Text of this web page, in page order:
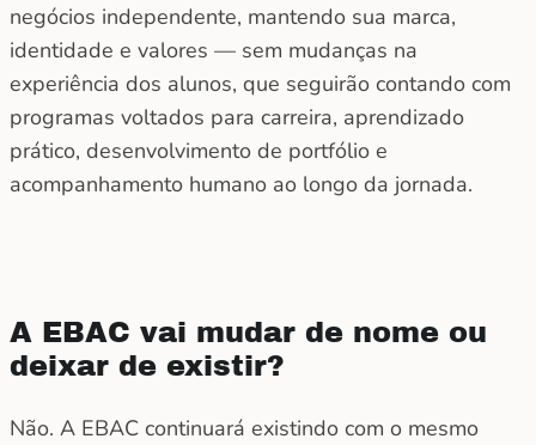
negócios independente, mantendo sua marca,
identidade e valores — sem mudanças na
experiência dos alunos, que seguirão contando com
programas voltados para carreira, aprendizado
prático, desenvolvimento de portfólio e
acompanhamento humano ao longo da jornada.
A EBAC vai mudar de nome ou
deixar de existir?
Não. A EBAC continuará existindo com o mesmo